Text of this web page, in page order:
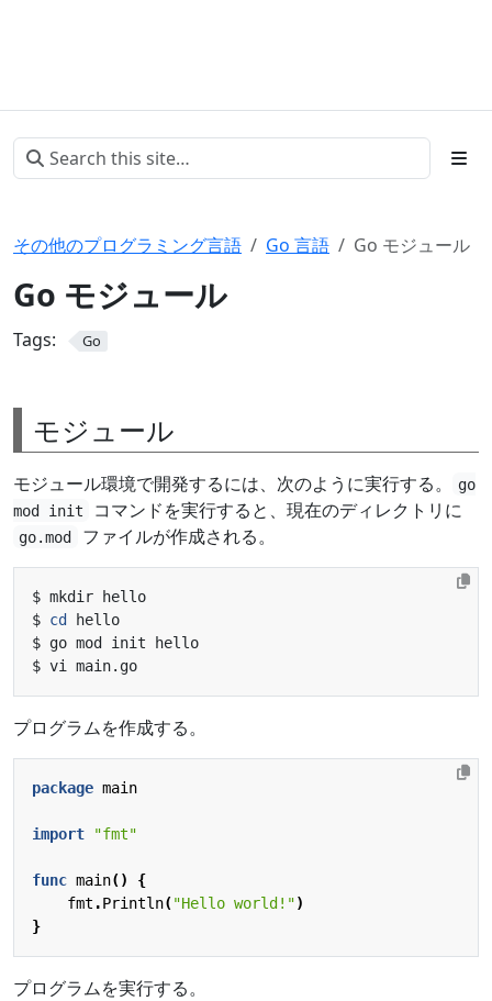
その他のプログラミング言語 Go 言語 Go モジュール
Go モジュール
Tags: Go
モジュール
モジュール環境で開発するには、次のように実行する。
go
mod init
コマンドを実行すると、現在のディレクトリに
go.mod ファイルが作成される。
$ cd
プログラムを作成する。
package main
import "fmt"
func main()
{
fmt .Println("Hello world!")
}
プログラムを実行する。